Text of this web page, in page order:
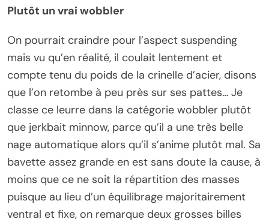
Plutôt un vrai wobbler
On pourrait craindre pour l’aspect suspending
mais vu qu’en réalité, il coulait lentement et
compte tenu du poids de la crinelle d’acier, disons
que l’on retombe à peu près sur ses pattes… Je
classe ce leurre dans la catégorie wobbler plutôt
que jerkbait minnow, parce qu’il a une très belle
nage automatique alors qu’il s’anime plutôt mal. Sa
bavette assez grande en est sans doute la cause, à
moins que ce ne soit la répartition des masses
puisque au lieu d’un équilibrage majoritairement
ventral et fixe, on remarque deux grosses billes